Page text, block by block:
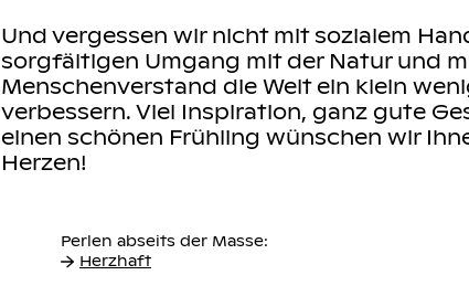
Und vergessen wir nicht mit sozialem
sorgfältigen Umgang mit der Natur und
Menschenverstand die Welt ein klein
verbessern. Viel Inspiration, ganz gute
einen schönen Frühling wünschen wir
Herzen!
Perlen abseits der Masse:
Herzhaft